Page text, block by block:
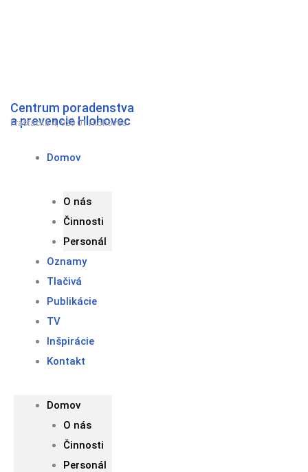
Centrum poradenstva
a prevencie Hlohovec
Fraštacká 4, 920 01 Hlohovec
Domov
O nás
Činnosti
Personál
Oznamy
Tlačivá
Publikácie
TV
Inšpirácie
Kontakt
Domov
O nás
Činnosti
Personál